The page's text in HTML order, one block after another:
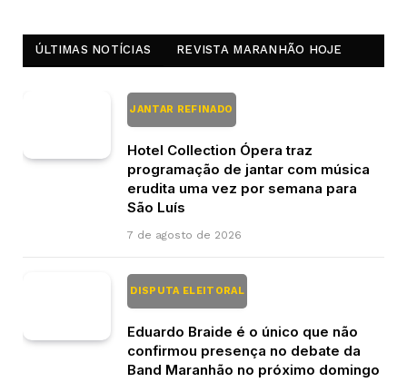
ÚLTIMAS NOTÍCIAS REVISTA MARANHÃO HOJE
JANTAR REFINADO
Hotel Collection Ópera traz
programação de jantar com música
erudita uma vez por semana para
São Luís
7 de agosto de 2026
DISPUTA ELEITORAL
Eduardo Braide é o único que não
confirmou presença no debate da
Band Maranhão no próximo domingo